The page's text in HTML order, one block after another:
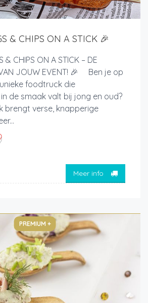
& CHIPS ON A STICK 🎉
& CHIPS ON A STICK – DE
VAN JOUW EVENT! 🎉 Ben je op
foodtruck die
de smaak valt bij jong en oud?
brengt verse, knapperige
Meer info
PREMIUM +